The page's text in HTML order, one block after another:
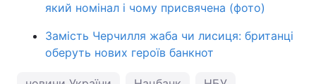
який номінал і чому присвячена (фото)
Замість Черчилля жаба чи лисиця: британці
оберуть нових героїв банкнот